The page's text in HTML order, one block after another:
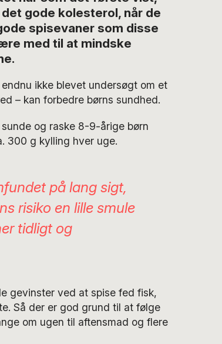
gode kolesterol, når de
spisevaner som disse
med til at mindske
ikke blevet undersøgt om et
– kan forbedre børns sundhed.
og raske 8-9-årige børn
300 g kylling hver uge.
på lang sigt,
risiko en lille smule
tidligt og
gevinster ved at spise fed fisk,
Så der er god grund til at følge
om ugen til aftensmad og flere